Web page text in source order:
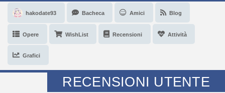
hakodate93 Bacheca Amici Blog
Opere WishList Recensioni Attività
Grafici
RECENSIONI UTENTE